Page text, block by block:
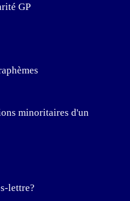
GP
minoritaires d'un
lettre?